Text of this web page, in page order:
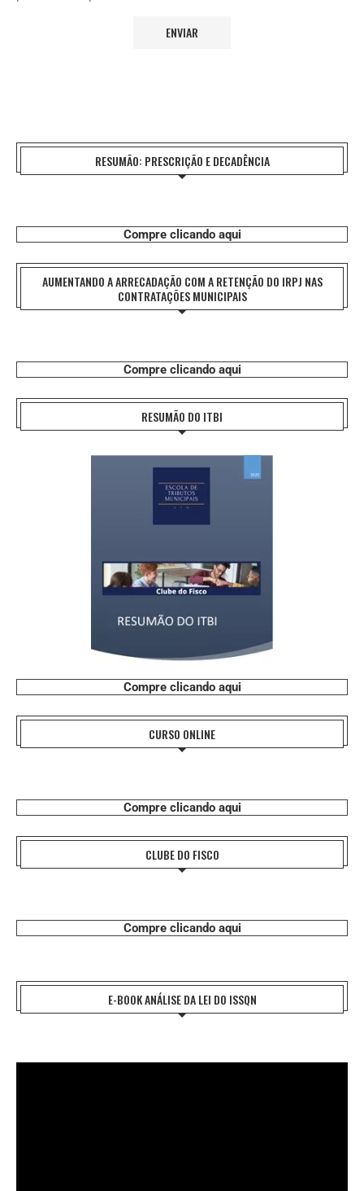
RESUMÃO: PRESCRIÇÃO E DECADÊNCIA
Compre clicando aqui
AUMENTANDO A ARRECADAÇÃO COM A RETENÇÃO DO IRPJ NAS
CONTRATAÇÕES MUNICIPAIS
Compre clicando aqui
RESUMÃO DO ITBI
Compre clicando aqui
CURSO ONLINE
Compre clicando aqui
CLUBE DO FISCO
Compre clicando aqui
E-BOOK ANÁLISE DA LEI DO ISSQN